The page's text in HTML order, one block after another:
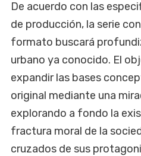
De acuerdo con las
de producción, la serie
formato buscará
urbano ya conocido. El
expandir las bases
original mediante una
explorando a fondo la
fractura moral de la
cruzados de sus